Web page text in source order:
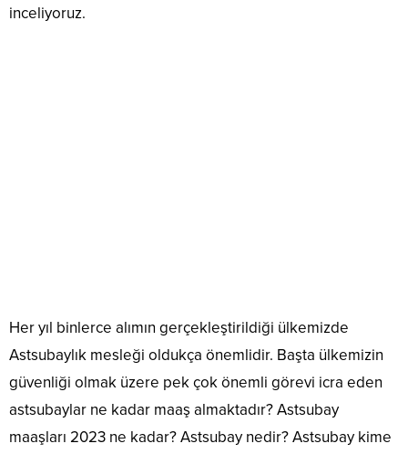
inceliyoruz.
Her yıl binlerce alımın gerçekleştirildiği ülkemizde
Astsubaylık mesleği oldukça önemlidir. Başta ülkemizin
güvenliği olmak üzere pek çok önemli görevi icra eden
astsubaylar ne kadar maaş almaktadır? Astsubay
maaşları 2023 ne kadar? Astsubay nedir? Astsubay kime